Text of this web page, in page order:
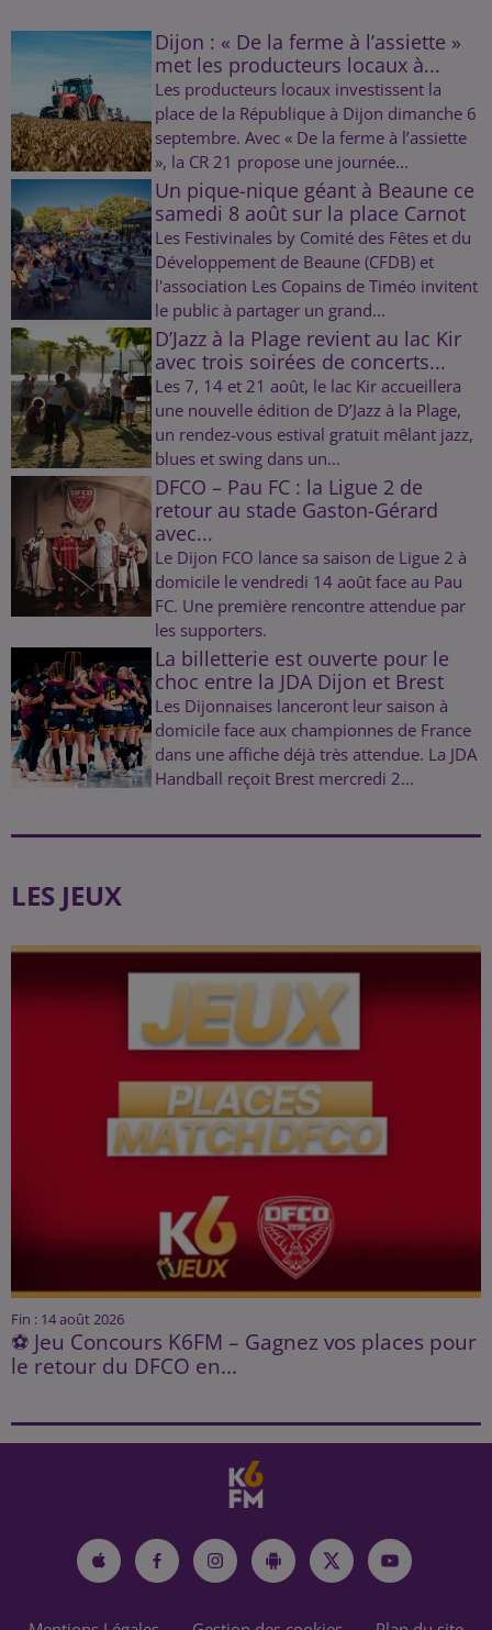
Dijon : « De la ferme à l’assiette »
met les producteurs locaux à...
Les producteurs locaux investissent la
place de la République à Dijon dimanche 6
septembre. Avec « De la ferme à l’assiette
», la CR 21 propose une journée...
Un pique-nique géant à Beaune ce
samedi 8 août sur la place Carnot
Les Festivinales by Comité des Fêtes et du
Développement de Beaune (CFDB) et
l'association Les Copains de Timéo invitent
le public à partager un grand...
D’Jazz à la Plage revient au lac Kir
avec trois soirées de concerts...
Les 7, 14 et 21 août, le lac Kir accueillera
une nouvelle édition de D’Jazz à la Plage,
un rendez-vous estival gratuit mêlant jazz,
blues et swing dans un...
DFCO – Pau FC : la Ligue 2 de
retour au stade Gaston-Gérard
avec...
Le Dijon FCO lance sa saison de Ligue 2 à
domicile le vendredi 14 août face au Pau
FC. Une première rencontre attendue par
les supporters.
La billetterie est ouverte pour le
choc entre la JDA Dijon et Brest
Les Dijonnaises lanceront leur saison à
domicile face aux championnes de France
dans une affiche déjà très attendue. La JDA
Handball reçoit Brest mercredi 2...
LES JEUX
Fin : 14 août 2026
⚽ Jeu Concours K6FM – Gagnez vos places pour
le retour du DFCO en...